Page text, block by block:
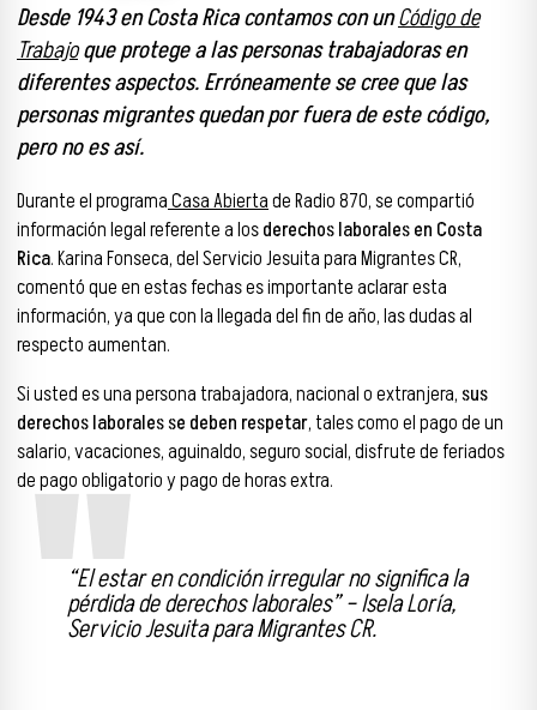
Desde 1943 en Costa Rica contamos con unCódigo de
Trabajoque protege a las personas trabajadoras en
diferentes aspectos.Erróneamente se cree que las
personas migrantes quedan por fuera de este código,
pero no es así.
Durante el programaCasa Abiertade Radio 870, se compartió
información legal referente a losderechos laborales en Costa
Rica. Karina Fonseca, del Servicio Jesuita para Migrantes CR,
comentó que en estas fechas es importante aclarar esta
información, ya que con la llegada del fin de año, las dudas al
respecto aumentan.
Si usted es una persona trabajadora, nacional o extranjera,sus
derechos laborales se deben respetar, tales como el pago de un
salario, vacaciones, aguinaldo, seguro social, disfrute de feriados
de pago obligatorio y pago de horas extra.
“El estar en condición irregular no significa la
pérdida de derechos laborales” – Isela Loría,
Servicio Jesuita para Migrantes CR.